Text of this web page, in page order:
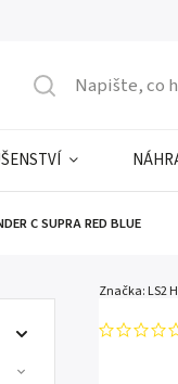
C SUPRA RED BLUE
Značka: LS2